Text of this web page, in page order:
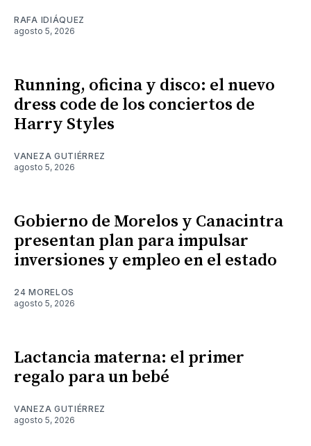
RAFA IDIÁQUEZ
agosto 5, 2026
Running, oficina y disco: el nuevo
dress code de los conciertos de
Harry Styles
VANEZA GUTIÉRREZ
agosto 5, 2026
Gobierno de Morelos y Canacintra
presentan plan para impulsar
inversiones y empleo en el estado
24 MORELOS
agosto 5, 2026
Lactancia materna: el primer
regalo para un bebé
VANEZA GUTIÉRREZ
agosto 5, 2026